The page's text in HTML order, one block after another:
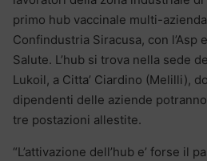
primo hub vaccinale multi-
Confindustria Siracusa, con l’Asp
Salute. L’hub si trova nella sede
Lukoil, a Citta’ Ciardino (Melilli),
dipendenti delle aziende
tre postazioni allestite.
“L’attivazione dell’hub e’ forse il